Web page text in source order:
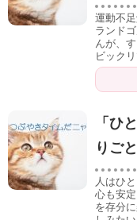
運動不
ランド
んが、
ビックリ
「ひ
りご
人はひ
心も安
を存分